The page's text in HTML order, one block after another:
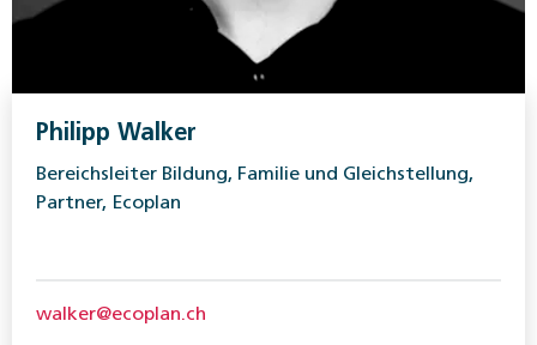
Philipp Walker
Bereichsleiter Bildung, Familie und Gleichstellung,
Partner, Ecoplan
walker@ecoplan.ch